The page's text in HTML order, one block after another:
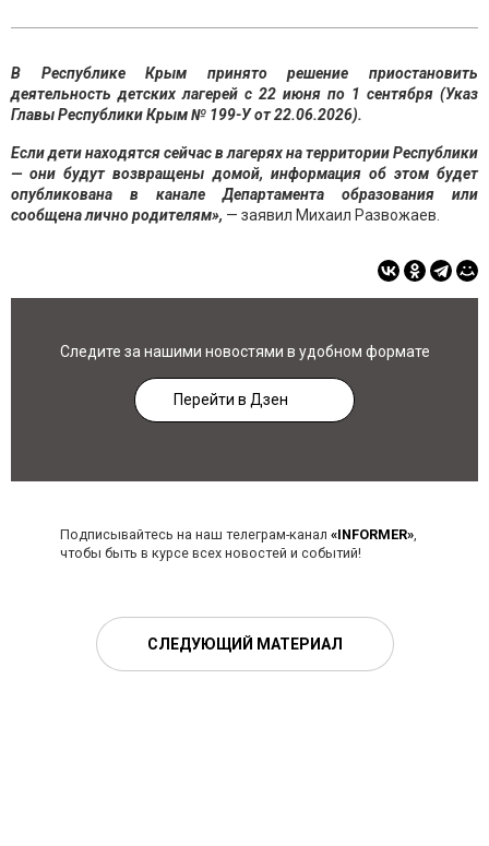
В Республике Крым принято решение приостановить
деятельность детских лагерей с 22 июня по 1 сентября (Указ
Главы Республики Крым № 199-У от 22.06.2026).
Если дети находятся сейчас в лагерях на территории Республики
— они будут возвращены домой, информация об этом будет
опубликована в канале Департамента образования или
сообщена лично родителям», — заявил Михаил Развожаев.
Следите за нашими новостями в удобном формате
Перейти в Дзен
Подписывайтесь на наш телеграм-канал «INFORMER»,
чтобы быть в курсе всех новостей и событий!
СЛЕДУЮЩИЙ МАТЕРИАЛ